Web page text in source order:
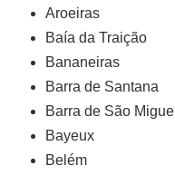
Aroeiras
Baía da Traição
Bananeiras
Barra de Santana
Barra de São Miguel
Bayeux
Belém